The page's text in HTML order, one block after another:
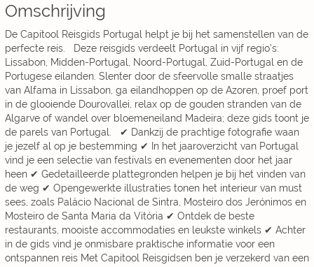
Omschrijving
De Capitool Reisgids Portugal helpt je bij het samenstellen van de
perfecte reis. Deze reisgids verdeelt Portugal in vijf regio’s:
Lissabon, Midden-Portugal, Noord-Portugal, Zuid-Portugal en de
Portugese eilanden. Slenter door de sfeervolle smalle straatjes
van Alfama in Lissabon, ga eilandhoppen op de Azoren, proef port
in de glooiende Dourovallei, relax op de gouden stranden van de
Algarve of wandel over bloemeneiland Madeira; deze gids toont je
de parels van Portugal. ✔ Dankzij de prachtige fotografie waan
je jezelf al op je bestemming ✔ In het jaaroverzicht van Portugal
vind je een selectie van festivals en evenementen door het jaar
heen ✔ Gedetailleerde plattegronden helpen je bij het vinden van
de weg ✔ Opengewerkte illustraties tonen het interieur van must
sees, zoals Palácio Nacional de Sintra, Mosteiro dos Jerónimos en
Mosteiro de Santa Maria da Vitória ✔ Ontdek de beste
restaurants, mooiste accommodaties en leukste winkels ✔ Achter
in de gids vind je onmisbare praktische informatie voor een
ontspannen reis Met Capitool Reisgidsen ben je verzekerd van een